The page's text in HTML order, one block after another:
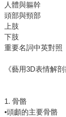
人體與軀幹
頭部與頸部
上肢
下肢
重要名詞中英對照
《藝用3D表情解
1. 骨骼
•頭顱的主要骨骼